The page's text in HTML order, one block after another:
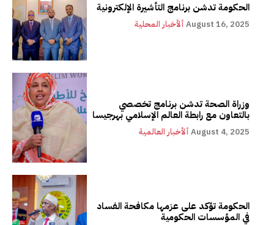
الحكومة تدشن برنامج التأشيرة الإلكترونية
ألأخبار المحلية August 16, 2025
وزراة الصحة تدشن برنامج تخصصي
بالتعاون مع رابطة العالم الإسلامي بهرجيسا
ألأخبار العالمية August 4, 2025
الحكومة تؤكد على عزمها مكافحة الفساد
في المؤسسات الحكومية